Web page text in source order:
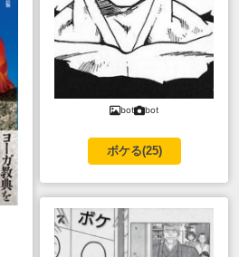
bot bot
ボケる(25)